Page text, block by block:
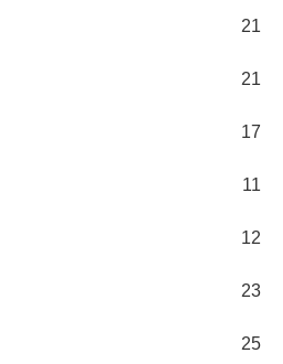
21
21
17
11
12
23
25